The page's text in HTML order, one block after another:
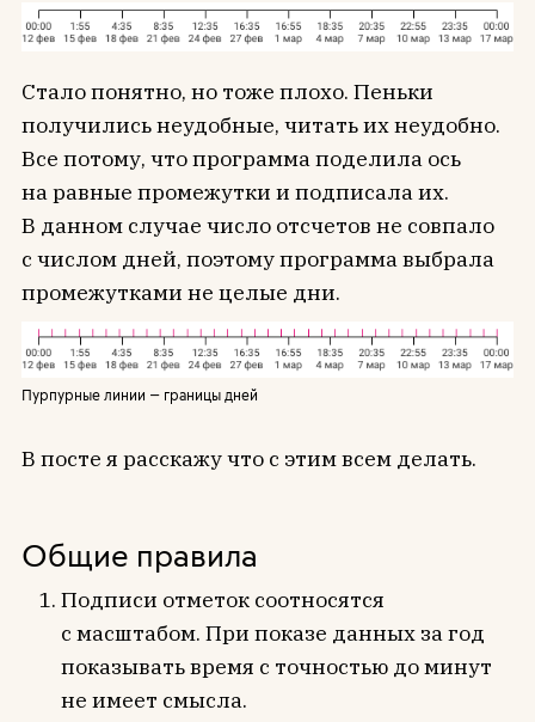
Стало понятно, но тоже плохо. Пеньки
получились неудобные, читать их неудобно.
Все потому, что программа поделила ось
на равные промежутки и подписала их.
В данном случае число отсчетов не совпало
с числом дней, поэтому программа выбрала
промежутками не целые дни.
Пурпурные линии — границы дней
В посте я расскажу что с этим всем делать.
Общие правила
Подписи отметок соотносятся
с масштабом. При показе данных за год
показывать время с точностью до минут
не имеет смысла.